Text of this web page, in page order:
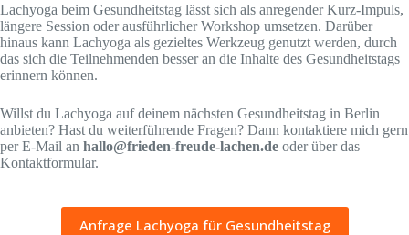
Lachyoga beim Gesundheitstag lässt sich als anregender Kurz-Impuls,
längere Session oder ausführlicher Workshop umsetzen. Darüber
hinaus kann Lachyoga als gezieltes Werkzeug genutzt werden, durch
das sich die Teilnehmenden besser an die Inhalte des Gesundheitstags
erinnern können.
Willst du Lachyoga auf deinem nächsten Gesundheitstag in Berlin
anbieten? Hast du weiterführende Fragen? Dann kontaktiere mich gern
per E-Mail an hallo@frieden-freude-lachen.de oder über das
Kontaktformular.
Anfrage Lachyoga für Gesundheitstag